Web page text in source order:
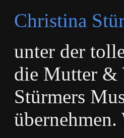
Christina
unter der
die Mutter &
Stürmers